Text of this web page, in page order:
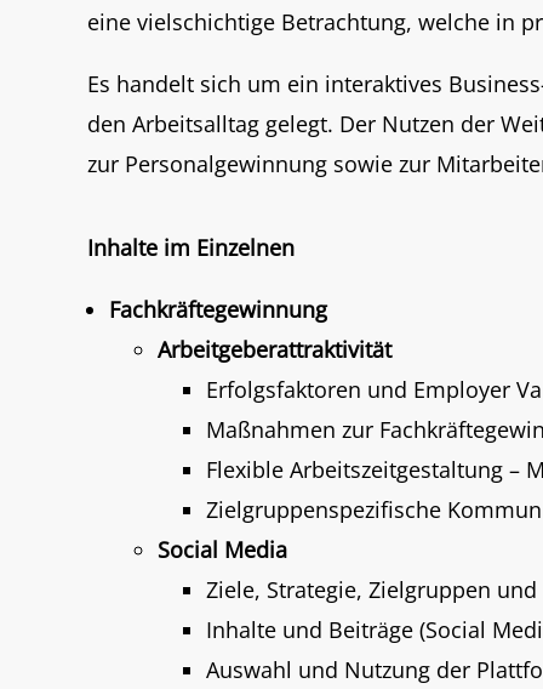
eine vielschichtige Betrachtung, welche in
Es handelt sich um ein interaktives
den Arbeitsalltag gelegt. Der Nutzen der
zur Personalgewinnung sowie zur
Inhalte im Einzelnen
Fachkräftegewinnung
Arbeitgeberattraktivität
Erfolgsfaktoren und Employer
Maßnahmen zur
Flexible Arbeitszeitgestaltung –
Zielgruppenspezifische
Social Media
Ziele, Strategie, Zielgruppen und
Inhalte und Beiträge (Social
Auswahl und Nutzung der